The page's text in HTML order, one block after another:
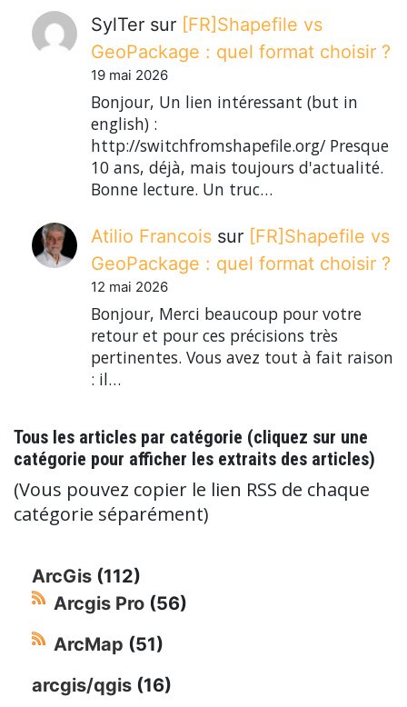
SylTer sur [FR]Shapefile vs
GeoPackage : quel format choisir ?
19 mai 2026
Bonjour, Un lien intéressant (but in
english) :
http://switchfromshapefile.org/ Presque
10 ans, déjà, mais toujours d'actualité.
Bonne lecture. Un truc…
Atilio Francois sur [FR]Shapefile vs
GeoPackage : quel format choisir ?
12 mai 2026
Bonjour, Merci beaucoup pour votre
retour et pour ces précisions très
pertinentes. Vous avez tout à fait raison
: il…
Tous les articles par catégorie (cliquez sur une
catégorie pour afficher les extraits des articles)
(Vous pouvez copier le lien RSS de chaque
catégorie séparément)
ArcGis (112)
Arcgis Pro (56)
ArcMap (51)
arcgis/qgis (16)